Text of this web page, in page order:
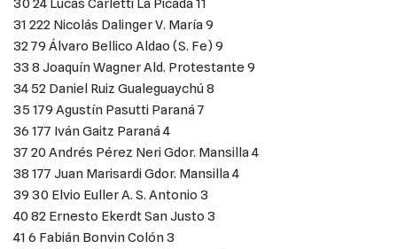
30 24 Lucas Carletti La Picada 11
31 222 Nicolás Dalinger V. María 9
32 79 Álvaro Bellico Aldao (S. Fe) 9
33 8 Joaquín Wagner Ald. Protestante 9
34 52 Daniel Ruiz Gualeguaychú 8
35 179 Agustín Pasutti Paraná 7
36 177 Iván Gaitz Paraná 4
37 20 Andrés Pérez Neri Gdor. Mansilla 4
38 177 Juan Marisardi Gdor. Mansilla 4
39 30 Elvio Euller A. S. Antonio 3
40 82 Ernesto Ekerdt San Justo 3
41 6 Fabián Bonvin Colón 3